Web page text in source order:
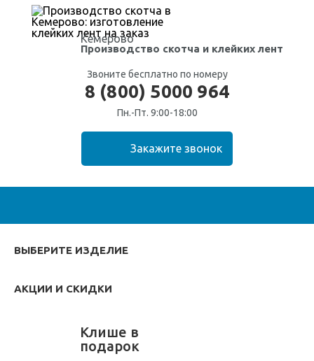
Кемерово
Производство скотча и клейких лент
Звоните бесплатно по номеру
8 (800) 5000 964
Пн.-Пт. 9:00-18:00
ВЫБЕРИТЕ ИЗДЕЛИЕ
АКЦИИ И СКИДКИ
Клише в
подарок